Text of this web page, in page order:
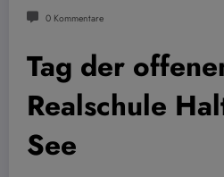
0 Kommentare
Tag der
Realschule
See